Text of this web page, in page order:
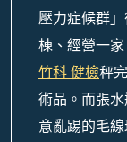
壓力症候群
棟、經營一
竹科 健檢秤
術品。而張
意亂踢的毛